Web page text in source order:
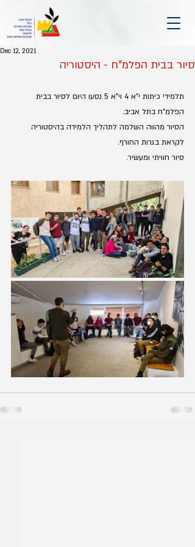
סיור בבית הפלמ"ח - היסטוריה
Dec 12, 2021
תלמידי כיתות י"א 4 וי"א 5 נסעו היום לסיור בבית
הפלמ"ח בתל אביב.
הסיור מהווה השלמה לתהליך הלמידה בהיסטוריה
לקראת בגרות החורף.
סיור חוויתי ומעשיר.